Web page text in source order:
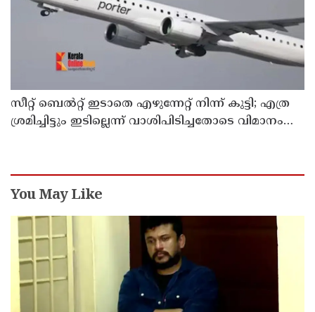
സീറ്റ് ബെല്‍റ്റ് ഇടാതെ എഴുന്നേറ്റ് നിന്ന് കുട്ടി; എത്ര
ശ്രമിച്ചിട്ടും ഇടില്ലെന്ന് വാശിപിടിച്ചതോടെ വിമാനം
You May Like